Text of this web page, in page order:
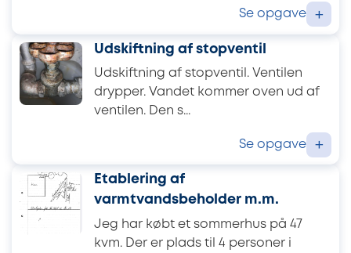
Se opgave +
Udskiftning af stopventil
Udskiftning af stopventil. Ventilen
drypper. Vandet kommer oven ud af
ventilen. Den s...
Se opgave +
Etablering af
varmtvandsbeholder m.m.
Jeg har købt et sommerhus på 47
kvm. Der er plads til 4 personer i